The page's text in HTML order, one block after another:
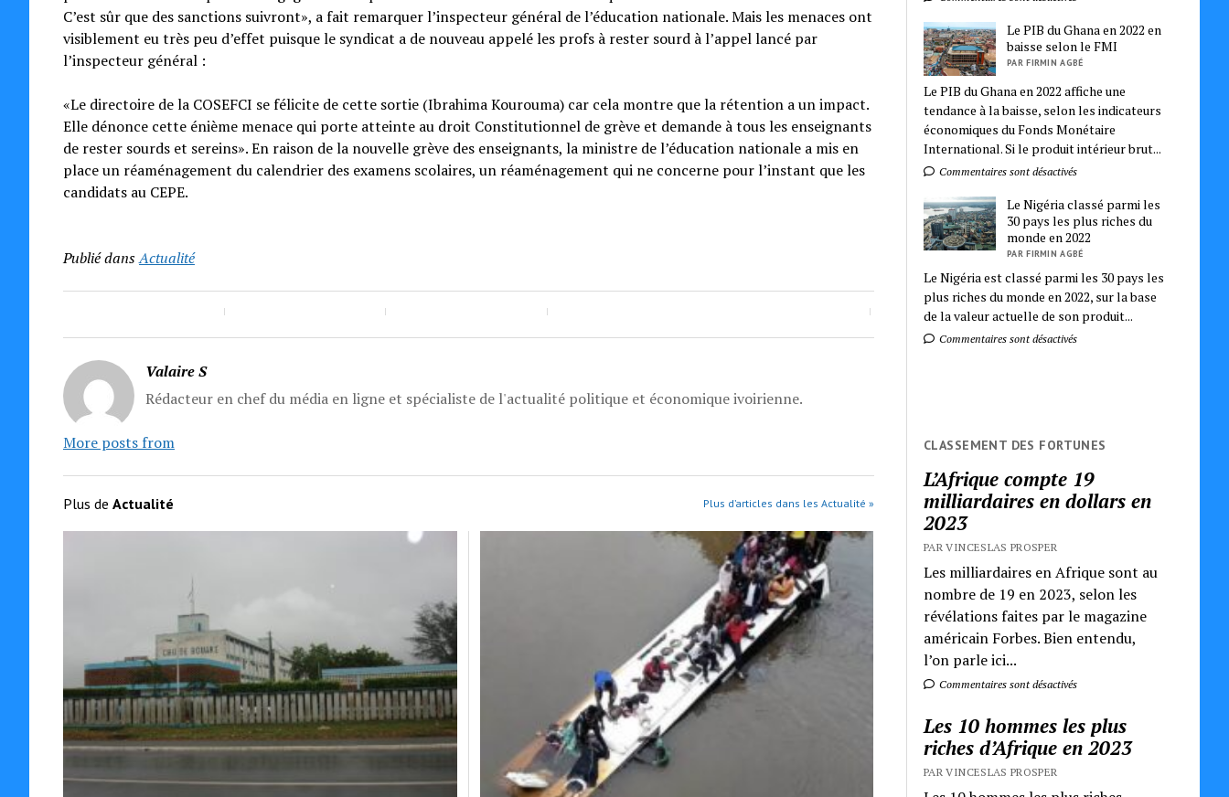
C’est sûr que des sanctions suivront», a fait remarquer l’inspecteur général de l’éducation nationale. Mais les menaces ont
visiblement eu très peu d’effet puisque le syndicat a de nouveau appelé les profs à rester sourd à l’appel lancé par
l’inspecteur général :
«Le directoire de la COSEFCI se félicite de cette sortie (Ibrahima Kourouma) car cela montre que la rétention a un impact.
Elle dénonce cette énième menace qui porte atteinte au droit Constitutionnel de grève et demande à tous les enseignants
de rester sourds et sereins». En raison de la nouvelle grève des enseignants, la ministre de l’éducation nationale a mis en
place un réaménagement du calendrier des examens scolaires, un réaménagement qui ne concerne pour l’instant que les
candidats au CEPE.
Publié dansActualité
Valaire S
Rédacteur en chef du média en ligne et spécialiste de l'actualité politique et économique ivoirienne.
More posts from
Plus de Actualité Plus d’articles dans les Actualité »
Le PIB du Ghana en 2022 en
baisse selon le FMI
PAR FIRMIN AGBÉ
Le PIB du Ghana en 2022 affiche une
tendance à la baisse, selon les indicateurs
économiques du Fonds Monétaire
International. Si le produit intérieur brut...
Commentaires sont désactivés
Le Nigéria classé parmi les
30 pays les plus riches du
monde en 2022
PAR FIRMIN AGBÉ
Le Nigéria est classé parmi les 30 pays les
plus riches du monde en 2022, sur la base
de la valeur actuelle de son produit...
Commentaires sont désactivés
CLASSEMENT DES FORTUNES
L’Afrique compte 19
milliardaires en dollars en
2023
PAR VINCESLAS PROSPER
Les milliardaires en Afrique sont au
nombre de 19 en 2023, selon les
révélations faites par le magazine
américain Forbes. Bien entendu,
l’on parle ici...
Commentaires sont désactivés
Les 10 hommes les plus
riches d’Afrique en 2023
PAR VINCESLAS PROSPER